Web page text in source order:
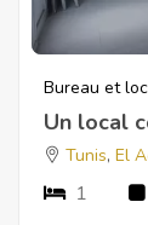
Bureau et
Un local
Tunis, El
1